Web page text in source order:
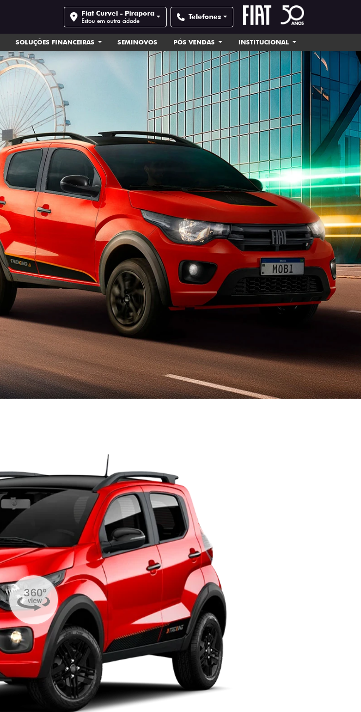
Fiat Curvel - Pirapora
Estou em outra cidade Telefones
SOLUÇÕES FINANCEIRAS SEMINOVOS PÓS VENDAS INSTITUCIONAL